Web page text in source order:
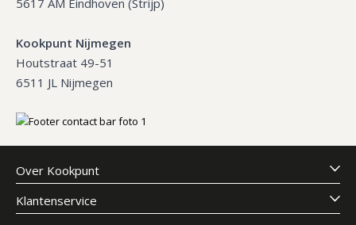
Kookpunt Nijmegen
Houtstraat 49-51
6511 JL Nijmegen
Over Kookpunt
Klantenservice